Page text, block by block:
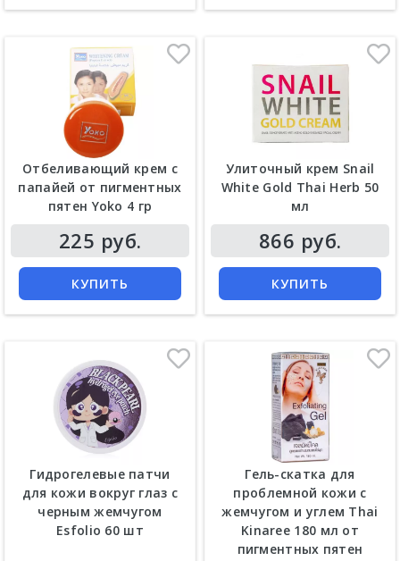
Отбеливающий крем с
папайей от пигментных
пятен Yoko 4 гр
225 руб.
КУПИТЬ
Улиточный крем Snail
White Gold Thai Herb 50
мл
866 руб.
КУПИТЬ
Гидрогелевые патчи
для кожи вокруг глаз с
черным жемчугом
Esfolio 60 шт
Гель-скатка для
проблемной кожи с
жемчугом и углем Thai
Kinaree 180 мл от
пигментных пятен